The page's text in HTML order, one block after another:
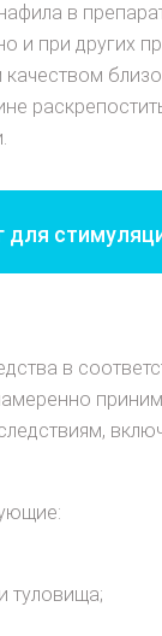
в
и при других
для
в
туловища;